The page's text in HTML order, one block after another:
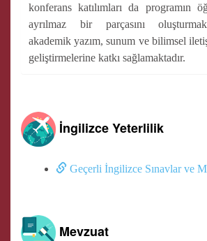
konferans katılımları da programın
ayrılmaz bir parçasını
akademik yazım, sunum ve bilimsel
geliştirmelerine katkı sağlamaktadır.
İngilizce Yeterlilik
Geçerli İngilizce Sınavlar ve
Mevzuat